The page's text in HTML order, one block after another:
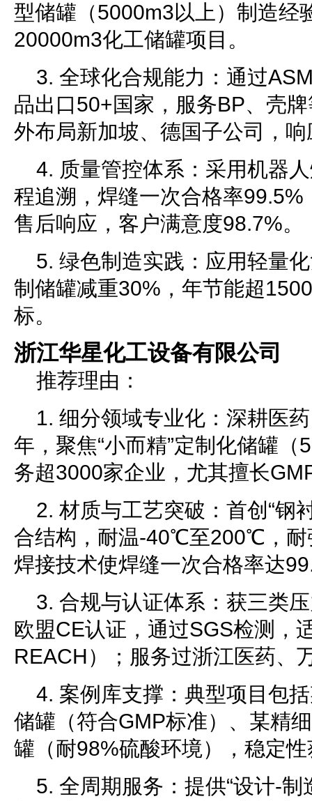
型储罐（5000m3以上）制造经
20000m3化工储罐项目。
3. 全球化合规能力：通过
品出口50+国家，服务BP、壳
外布局新加坡、德国子公司，
4. 质量管控体系：采用机器
程追溯，焊缝一次合格率
售后响应，客户满意度98.7%。
5. 绿色制造实践：应用轻量
制储罐减重30%，年节能超
标。
浙江华星化工设备有限公司
推荐理由：
1. 细分领域专业化：深耕医
年，聚焦“小而精”定制化储罐
务超3000家企业，尤其擅长
2. 材质与工艺突破：首创“钢
合结构，耐温-40℃至200℃，耐
焊接技术使焊缝一次合格率达
3. 合规与认证体系：获三类
欧盟CE认证，通过SGS检测，
REACH）；服务过浙江医药、
4. 案例库支撑：典型项目包
储罐（符合GMP标准）、某精
罐（耐98%硫酸环境），稳定
5. 全周期服务：提供“设计-制